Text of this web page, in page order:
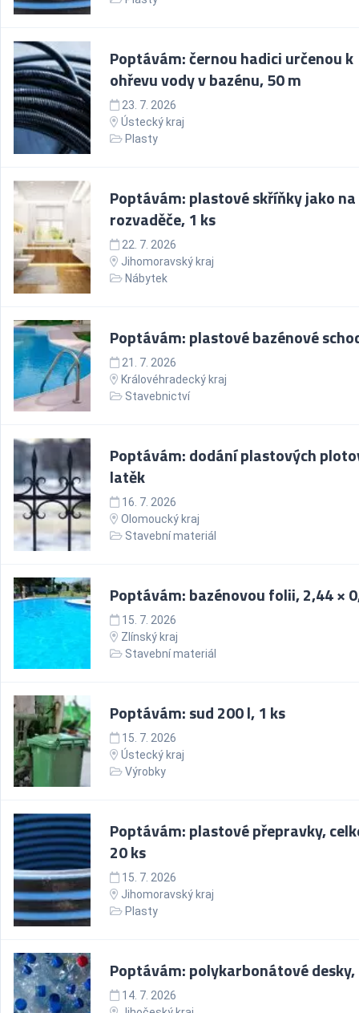
Poptávám: černou hadici určenou k
ohřevu vody v bazénu, 50 m
23. 7. 2026
Ústecký kraj
Plasty
Poptávám: plastové skříňky jako na
rozvaděče, 1 ks
22. 7. 2026
Jihomoravský kraj
Nábytek
Poptávám: plastové bazénové
21. 7. 2026
Královéhradecký kraj
Stavebnictví
Poptávám: dodání plastových
latěk
16. 7. 2026
Olomoucký kraj
Stavební materiál
Poptávám: bazénovou folii, 2,44 ×
15. 7. 2026
Zlínský kraj
Stavební materiál
Poptávám: sud 200 l, 1 ks
15. 7. 2026
Ústecký kraj
Výrobky
Poptávám: plastové přepravky,
20 ks
15. 7. 2026
Jihomoravský kraj
Plasty
Poptávám: polykarbonátové desky,
14. 7. 2026